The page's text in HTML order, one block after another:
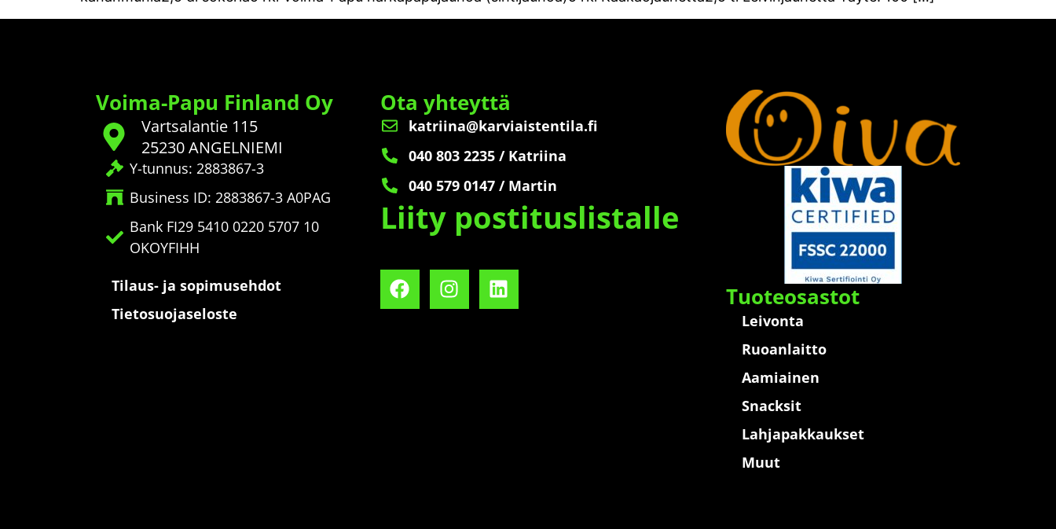
Voima-Papu Finland Oy
Vartsalantie 115
25230 ANGELNIEMI
Y-tunnus: 2883867-3
Business ID: 2883867-3 A0PAG
Bank FI29 5410 0220 5707 10
OKOYFIHH
Tilaus- ja sopimusehdot
Tietosuojaseloste
Ota yhteyttä
katriina@karviaistentila.fi
040 803 2235 / Katriina
040 579 0147 / Martin
Liity postituslistalle
Tuoteosastot
Leivonta
Ruoanlaitto
Aamiainen
Snacksit
Lahjapakkaukset
Muut